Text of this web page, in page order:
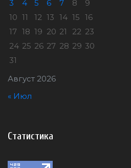
Август 2026
3
4 5 6 7 8
9
10 11 12 13 14 15 16
17 18 19 20 21 22 23
24 25 26 27 28 29 30
31
« Июл
Статистика